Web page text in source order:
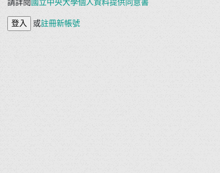
請詳閱 國立中央大學個人資料提供同意書
或註冊新帳號